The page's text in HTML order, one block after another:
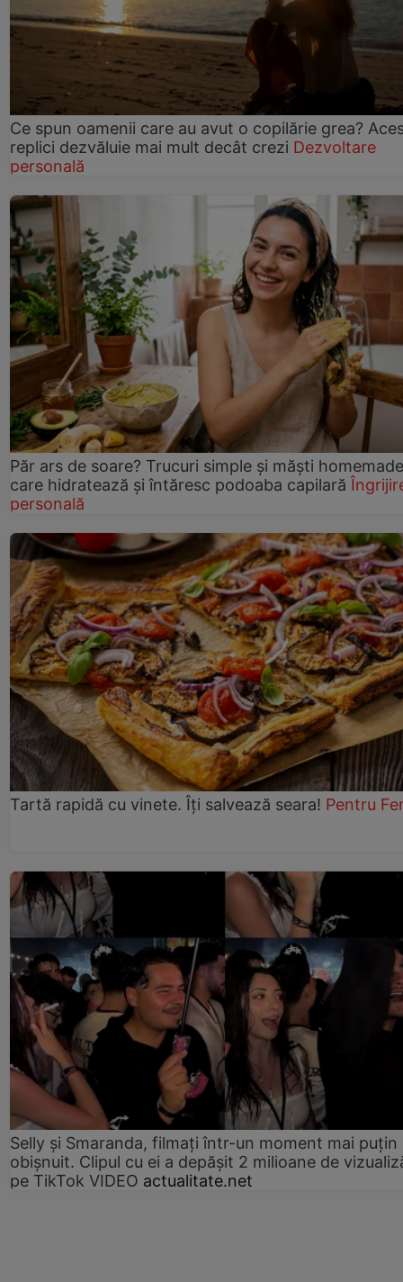
Ce spun oamenii care au avut o copilărie grea?
replici dezvăluie mai mult decât crezi Dezvoltare
personală
Păr ars de soare? Trucuri simple și măști homemade
care hidratează și întăresc podoaba capilară
personală
Tartă rapidă cu vinete. Îți salvează seara! Pentru
Selly și Smaranda, filmați într-un moment mai puțin
obișnuit. Clipul cu ei a depășit 2 milioane de
pe TikTok VIDEO actualitate.net